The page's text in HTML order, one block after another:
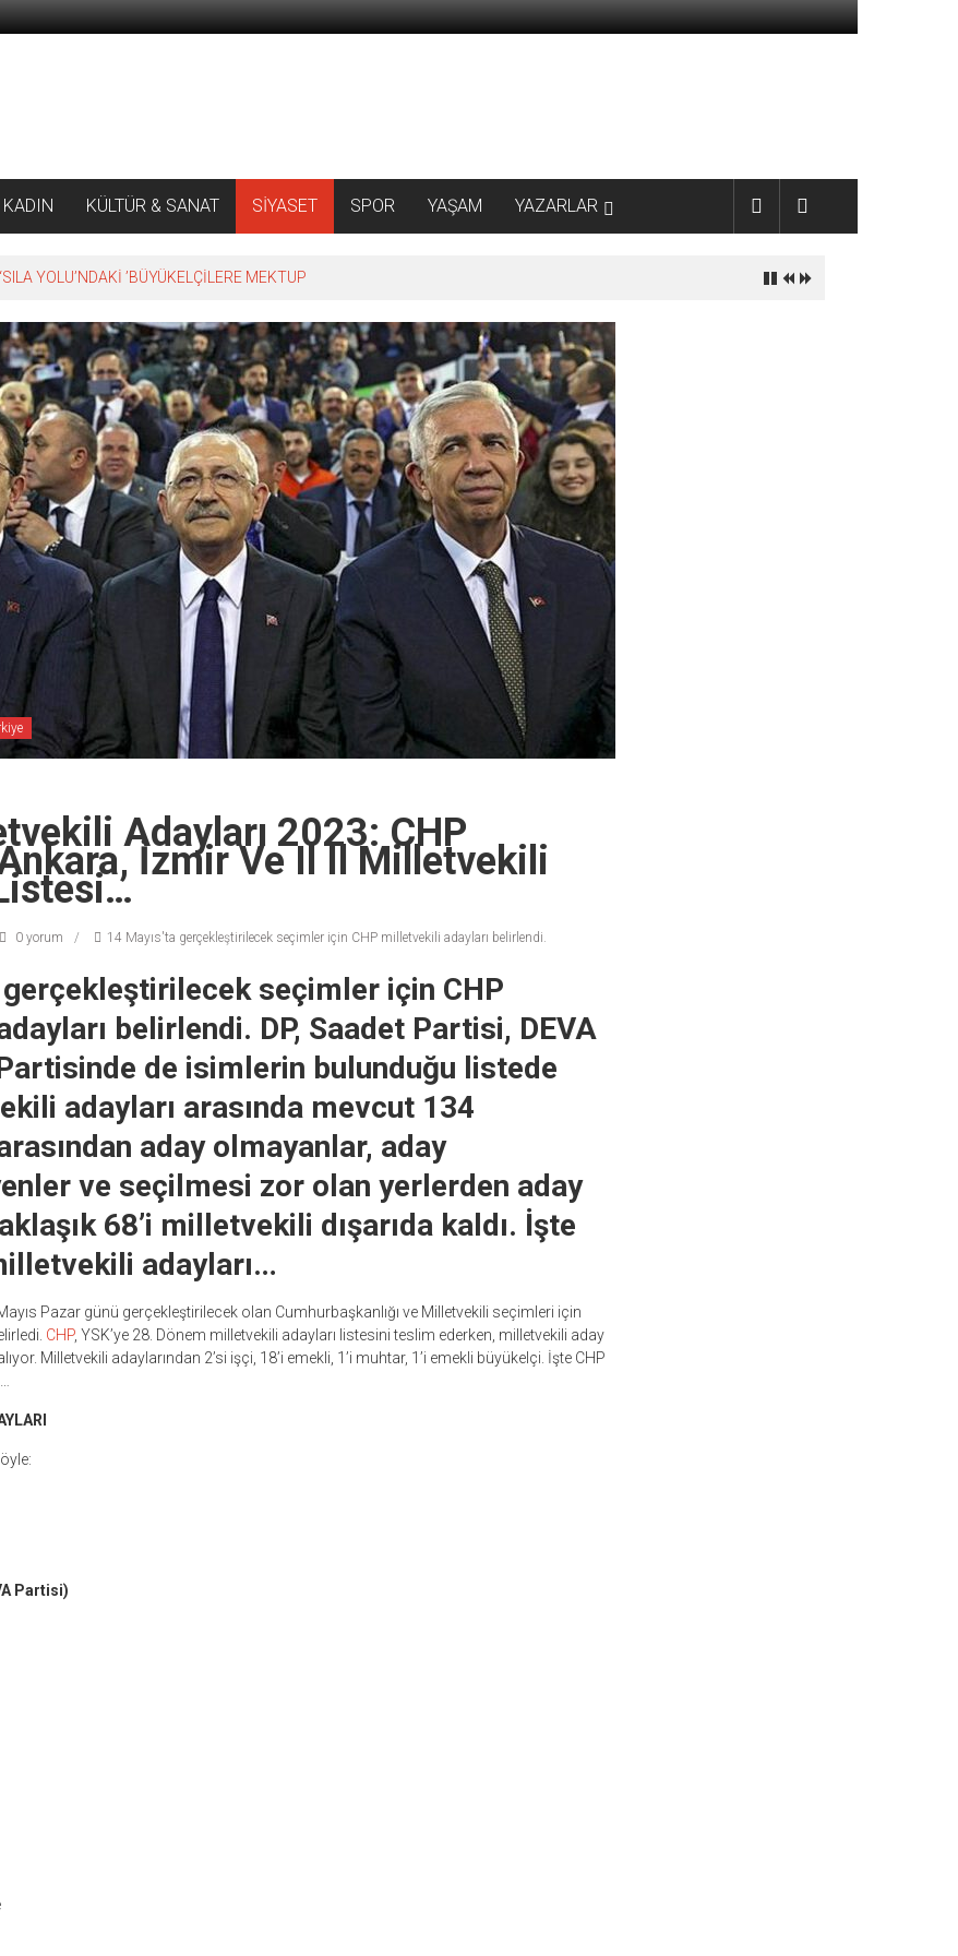
KADIN KÜLTÜR & SANAT SİYASET SPOR YAŞAM YAZARLAR
YOLU’NDAKİ ’BÜYÜKELÇİLERE MEKTUP
Adayları 2023: CHP
İzmir Ve Il Il Milletvekili
0 yorum 14 Mayıs'ta gerçekleştirilecek seçimler için CHP milletvekili adayları belirlendi.
gerçekleştirilecek seçimler için CHP
belirlendi. DP, Saadet Partisi, DEVA
de isimlerin bulunduğu listede
adayları arasında mevcut 134
aday olmayanlar, aday
ve seçilmesi zor olan yerlerden aday
68’i milletvekili dışarıda kaldı. İşte
adayları…
Pazar günü gerçekleştirilecek olan Cumhurbaşkanlığı ve Milletvekili seçimleri için
CHP, YSK’ye 28. Dönem milletvekili adayları listesini teslim ederken, milletvekili aday
Milletvekili adaylarından 2’si işçi, 18’i emekli, 1’i muhtar, 1’i emekli büyükelçi. İşte CHP
Partisi)